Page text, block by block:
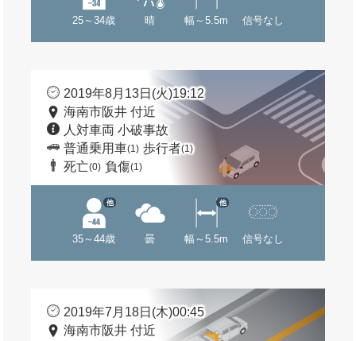
25～34歳 晴 幅～5.5m 信号なし
2019年8月13日(火)19:12
海南市阪井 付近
人対車両 小破事故
普通乗用車(1) 歩行者(1)
死亡(0) 負傷(1)
35～44歳
他
曇 幅～5.5m
他
信号なし
2019年7月18日(木)00:45
海南市阪井 付近